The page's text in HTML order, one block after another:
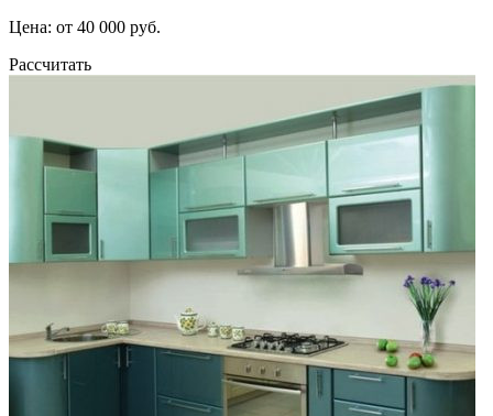
Цена: от 40 000 руб.
Рассчитать